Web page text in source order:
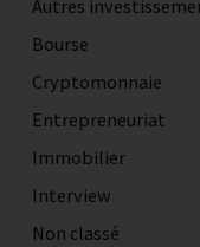
Autres
Bourse
Cryptomonnaie
Entrepreneuriat
Immobilier
Interview
Non classé